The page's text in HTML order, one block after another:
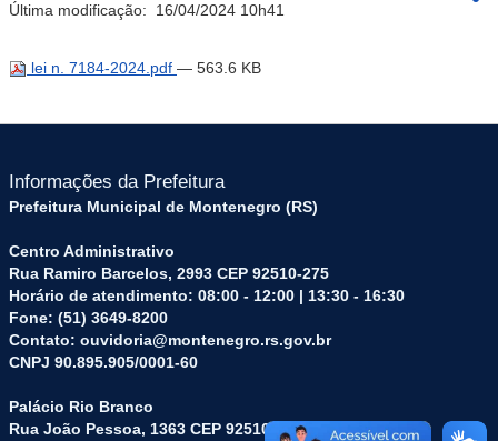
Última modificação: 16/04/2024 10h41
lei n. 7184-2024.pdf — 563.6 KB
Informações da Prefeitura
Prefeitura Municipal de Montenegro (RS)
Centro Administrativo
Rua Ramiro Barcelos, 2993 CEP 92510-275
Horário de atendimento: 08:00 - 12:00 | 13:30 - 16:30
Fone: (51) 3649-8200
Contato: ouvidoria@montenegro.rs.gov.br
CNPJ 90.895.905/0001-60
Palácio Rio Branco
Rua João Pessoa, 1363 CEP 92510-045